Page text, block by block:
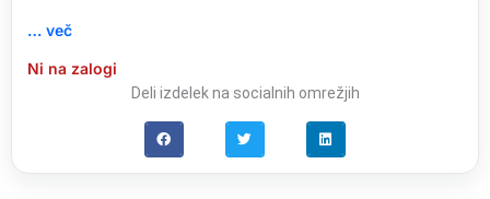
… več
Ni na zalogi
Deli izdelek na socialnih omrežjih